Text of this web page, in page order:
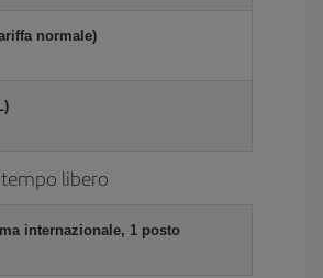
normale)
libero
internazionale, 1 posto